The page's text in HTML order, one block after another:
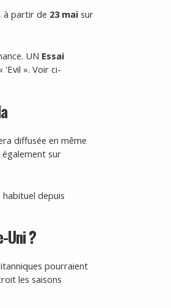
à partir de 23 mai sur
UN Essai
'Evil ». Voir ci-
diffusée en même
sur
depuis
Uni ?
pourraient
les saisons